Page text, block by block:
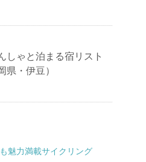
しゃと泊まる宿リスト
県・伊豆）
魅力満載サイクリング